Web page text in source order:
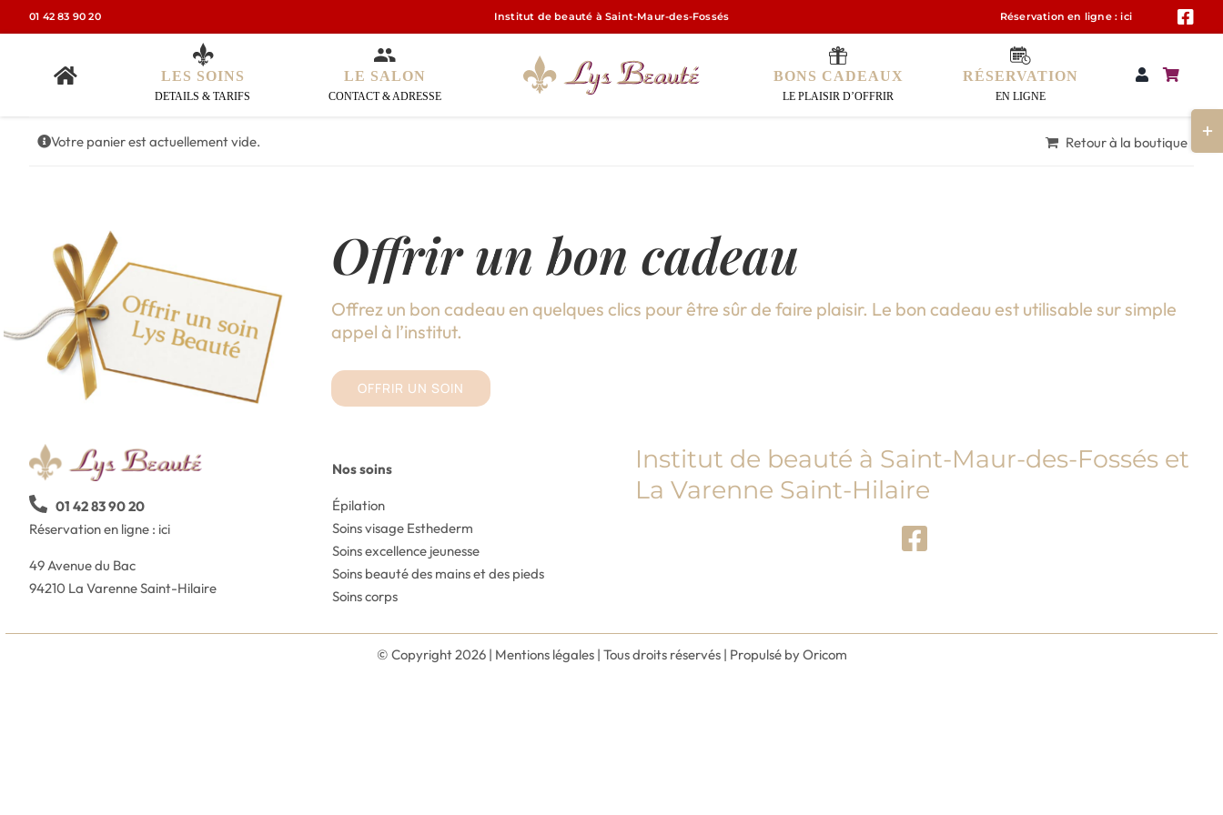
Passer
au
01 42 83 90 20 Institut de beauté à Saint-Maur-des-Fossés Réservation en ligne :ici
LES SOINS
DETAILS & TARIFS
LE SALON
CONTACT & ADRESSE
BONS CADEAUX
LE PLAISIR D’OFFRIR
RÉSERVATION
EN LIGNE
Votre panier est actuellement vide. Retour à la boutique
Offrir un bon cadeau
Offrez un bon cadeau en quelques clics pour être sûr de faire plaisir. Le bon cadeau est utilisable sur simple
appel à l’institut.
OFFRIR UN SOIN
01 42 83 90 20
Réservation en ligne : ici
49 Avenue du Bac
94210 La Varenne Saint-Hilaire
Nos soins
Épilation
Soins visage Esthederm
Soins excellence jeunesse
Soins beauté des mains et des pieds
Soins corps
Institut de beauté à Saint-Maur-des-Fossés et
La Varenne Saint-Hilaire
© Copyright2026 | Mentions légales| Tous droits réservés | Propulsé byOricom